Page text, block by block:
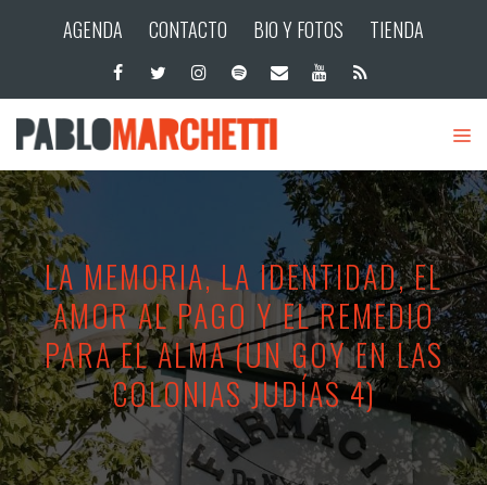
AGENDA CONTACTO BIO Y FOTOS TIENDA
LA MEMORIA, LA IDENTIDAD, EL
AMOR AL PAGO Y EL REMEDIO
PARA EL ALMA (UN GOY EN LAS
COLONIAS JUDÍAS 4)